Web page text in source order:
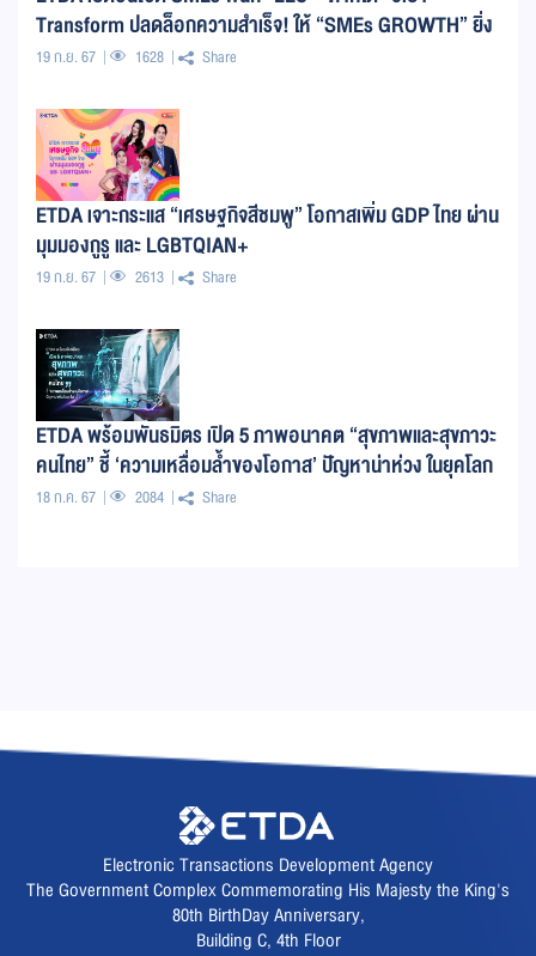
Transform ปลดล็อกความสำเร็จ! ให้ “SMEs GROWTH” ยิ่ง
ขึ้น
19 ก.ย. 67 1628 Share
ETDA เจาะกระแส “เศรษฐกิจสีชมพู” โอกาสเพิ่ม GDP ไทย ผ่าน
มุมมองกูรู และ LGBTQIAN+
19 ก.ย. 67 2613 Share
ETDA พร้อมพันธมิตร เปิด 5 ภาพอนาคต “สุขภาพและสุขภาวะ
คนไทย” ชี้ ‘ความเหลื่อมล้ำของโอกาส’ ปัญหาน่าห่วง ในยุคโลก
ล้ำ
18 ก.ค. 67 2084 Share
Electronic Transactions Development Agency
The Government Complex Commemorating His Majesty the King's
80th BirthDay Anniversary,
Building C, 4th Floor